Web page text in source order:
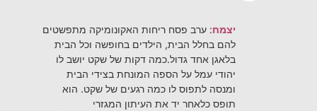
יצמח: ערב פסח ריחות האקונומיקה מתפשטים
להם בחלל הבית, הילדים בחופשה וכל הבית
בלאגן אחד גדול.כמה דקות של שקט יושב לו
יהודי עמל על הספה המונחת בצידי הבית
ומנסה לתפוס לו כמה רגעים של שקט. הוא
תופס כלאחר יד את העיתון המגזרי